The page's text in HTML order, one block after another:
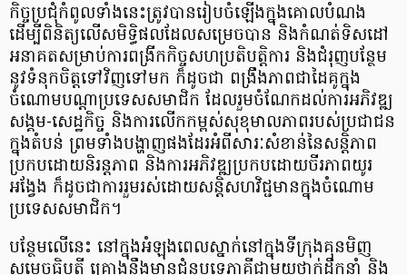
កិច្ចប្រជុំកំពូលទាំងនេះត្រូវបានរៀបចំឡើងក្នុងគោលបំណង
ដើម្បីពិនិត្យលើសមិទ្ធិផលដែលសម្រេចបាន និងកំណត់ទិសដៅ
អនាគតសម្រាប់ការពង្រីកកិច្ចសហប្រតិបត្តិការ និងជំរុញបន្ថែម
នូវទំនុកចិត្តទៅវិញទៅមក ក៏ដូចជា ពង្រឹងភាពជាដៃគូក្នុង
ចំណោមបណ្តាប្រទេសសមាជិក ដែលរួមចំណែកដល់ការអភិវឌ្ឍ
សង្គម-សេដ្ឋកិច្ច និងការលើកកម្ពស់សុខុមាលភាពរបស់ប្រជាជន
ក្នុងតំបន់ ព្រមទាំងបង្ហាញផងដែរអំពីសារៈសំខាន់នៃសន្តិភាព
ប្រកបដោយនិរន្តភាព និងការអភិវឌ្ឍប្រកបដោយចីរភាពយូរ
អង្វែង ក៏ដូចជាការរួមរស់ដោយសន្តិសហវិជ្ជមានក្នុងចំណោម
ប្រទេសសមាជិក។
បន្ថែមលើនេះ នៅក្នុងអំឡុងពេលស្នាក់នៅក្នុងទីក្រុងគុនមិញ
សម្ដេចធិបតី គ្រោងនឹងមានជំនួបទ្វេភាគីជាមួយថ្នាក់ដឹកនាំ និង